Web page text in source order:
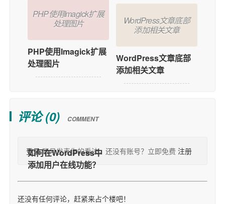
PHP使用Imagick扩展
处理图片
PHP使用Imagick扩展
处理图片
WordPress文章底部
添加相关文章
WordPress文章底部
添加相关文章
评论 (0) COMMENT
登录账号发表你的看法，还没有账号？立即免费 注册
还没有任何评论，赶紧来占个楼吧！